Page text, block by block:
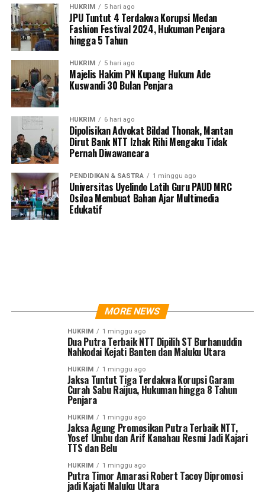
HUKRIM 5 hari ago
JPU Tuntut 4 Terdakwa Korupsi Medan
Fashion Festival 2024, Hukuman Penjara
hingga 5 Tahun
HUKRIM 5 hari ago
Majelis Hakim PN Kupang Hukum Ade
Kuswandi 30 Bulan Penjara
HUKRIM 6 hari ago
Dipolisikan Advokat Bildad Thonak, Mantan
Dirut Bank NTT Izhak Rihi Mengaku Tidak
Pernah Diwawancara
PENDIDIKAN & SASTRA 1 minggu ago
Universitas Uyelindo Latih Guru PAUD MRC
Osiloa Membuat Bahan Ajar Multimedia
Edukatif
MORE NEWS
HUKRIM 1 minggu ago
Dua Putra Terbaik NTT Dipilih ST Burhanuddin
Nahkodai Kejati Banten dan Maluku Utara
HUKRIM 1 minggu ago
Jaksa Tuntut Tiga Terdakwa Korupsi Garam
Curah Sabu Raijua, Hukuman hingga 8 Tahun
Penjara
HUKRIM 1 minggu ago
Jaksa Agung Promosikan Putra Terbaik NTT,
Yosef Umbu dan Arif Kanahau Resmi Jadi Kajari
TTS dan Belu
HUKRIM 1 minggu ago
Putra Timor Amarasi Robert Tacoy Dipromosi
jadi Kajati Maluku Utara